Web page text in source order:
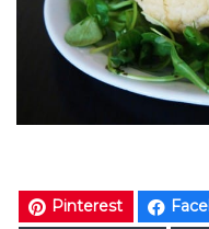
Pinterest